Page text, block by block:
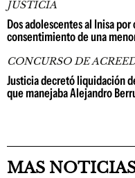
JUSTICIA
Dos adolescentes al Inisa
consentimiento de una
CONCURSO DE
Justicia decretó liquidación
que manejaba Alejandro
MAS